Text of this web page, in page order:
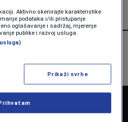
Aktivno skenirajte karakteristike
podataka i/ili pristupanje
oglašavanje i sadržaj, mjerenje
publike i razvoj usluga.
Prikaži svrhe